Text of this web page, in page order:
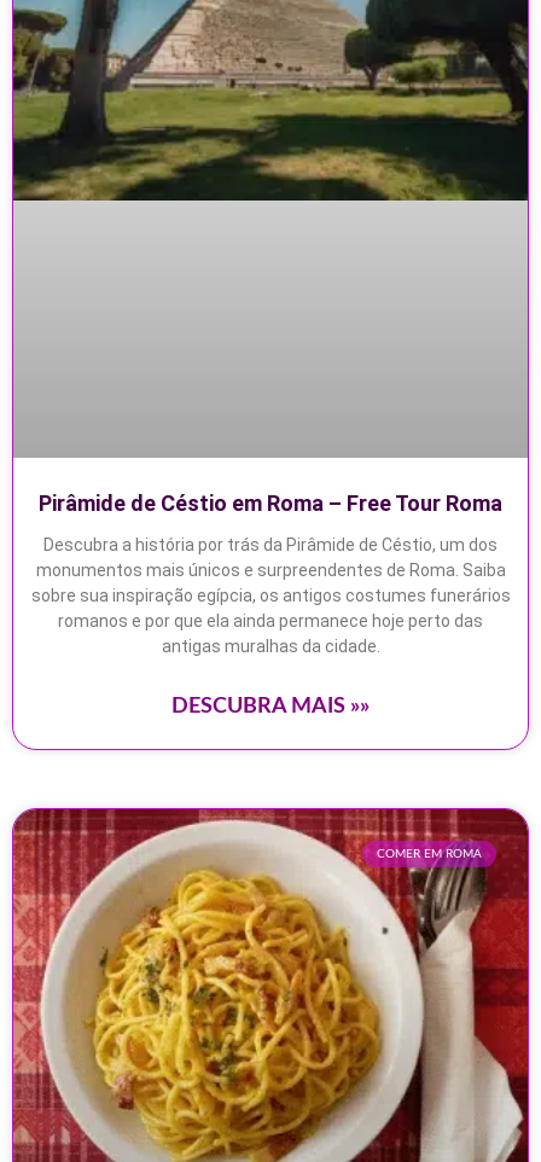
Pirâmide de Céstio em Roma – Free Tour Roma
Descubra a história por trás da Pirâmide de Céstio, um dos
monumentos mais únicos e surpreendentes de Roma. Saiba
sobre sua inspiração egípcia, os antigos costumes funerários
romanos e por que ela ainda permanece hoje perto das
antigas muralhas da cidade.
DESCUBRA MAIS »»
COMER EM ROMA